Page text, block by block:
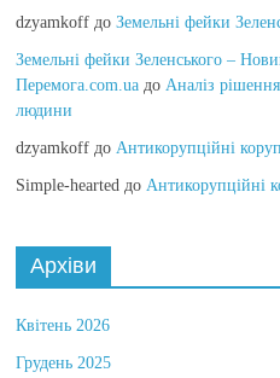
dzyamkoff доЗемельні фейки
Земельні фейки Зеленського –
Перемога.com.ua доАналіз
людини
dzyamkoff доАнтикорупційні
Simple-hearted доАнтикорупційні
Архіви
Квітень 2026
Грудень 2025